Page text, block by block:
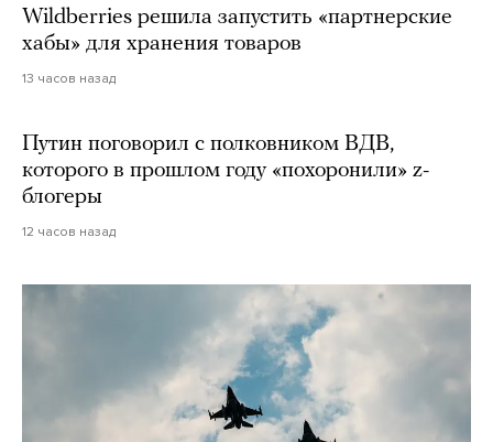
Wildberries решила запустить «партнерские
хабы» для хранения товаров
13 часов назад
Путин поговорил с полковником ВДВ,
которого в прошлом году «похоронили» z-
блогеры
12 часов назад